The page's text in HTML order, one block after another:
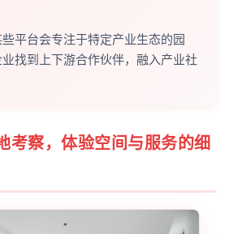
平台会专注于特定产业生态的园
找到上下游合作伙伴，融入产业社
考察，体验空间与服务的细